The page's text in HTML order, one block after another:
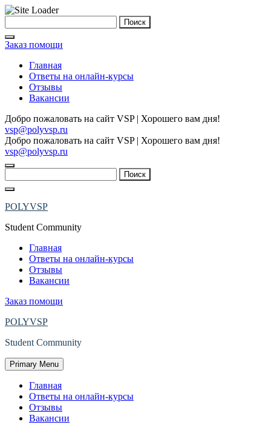
to
content
Заказ помощи
Главная
Ответы на онлайн-курсы
Отзывы
Вакансии
Добро пожаловать на сайт VSP | Хорошего вам дня!
vsp@polyvsp.ru
Добро пожаловать на сайт VSP | Хорошего вам дня!
vsp@polyvsp.ru
POLYVSP
Student Community
Главная
Ответы на онлайн-курсы
Отзывы
Вакансии
Заказ помощи
POLYVSP
Student Community
Primary Menu
Главная
Ответы на онлайн-курсы
Отзывы
Вакансии